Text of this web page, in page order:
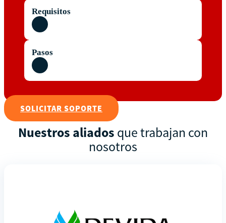
Requisitos
Pasos
SOLICITAR SOPORTE
Nuestros aliados que trabajan con
nosotros